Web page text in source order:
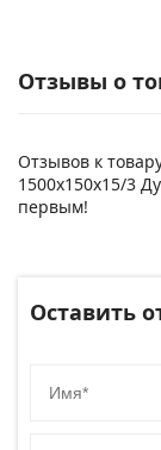
Отзывы о
Отзывов к
1500х150х15/3
первым!
Оставить